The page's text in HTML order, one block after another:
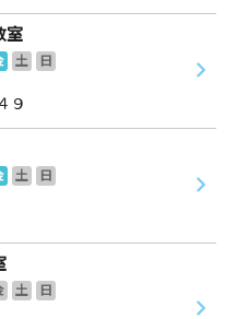
室
土
日
９
土
日
土
日